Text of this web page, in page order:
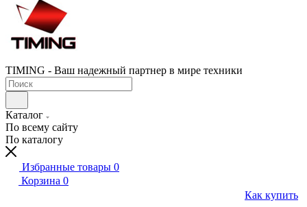
TIMING - Ваш надежный партнер в мире техники
Каталог
По всему сайту
По каталогу
Избранные товары 0
Корзина 0
Как купить